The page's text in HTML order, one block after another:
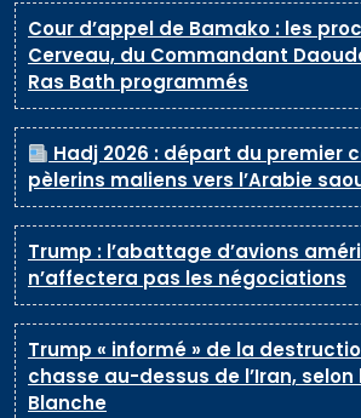
Cour d’appel de Bamako : les
Cerveau, du Commandant
Ras Bath programmés
Hadj 2026 : départ du premier
pèlerins maliens vers l’Arabie
Trump : l’abattage d’avions
n’affectera pas les négociations
Trump « informé » de la
chasse au-dessus de l’Iran, selon
Blanche